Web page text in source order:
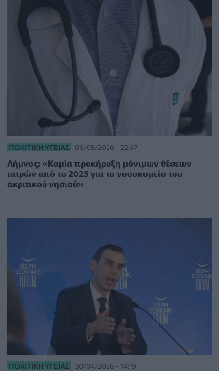
ΠΟΛΙΤΙΚΉ ΥΓΕΊΑΣ 06/05/2026 - 22:47
Λήμνος: «Καμία προκήρυξη μόνιμων θέσεων
ιατρών από το 2025 για το νοσοκομείο του
ακριτικού νησιού»
ΠΟΛΙΤΙΚΉ ΥΓΕΊΑΣ 30/04/2026 - 14:19